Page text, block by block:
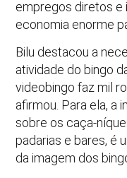
empregos diretos e
economia enorme
Bilu destacou a
atividade do bingo
videobingo faz mil
afirmou. Para ela, a
sobre os caça-
padarias e bares, é
da imagem dos